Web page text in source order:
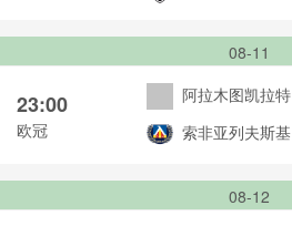
08-11
23:00
欧冠
阿拉木图凯拉特
索非亚列夫斯基
08-12